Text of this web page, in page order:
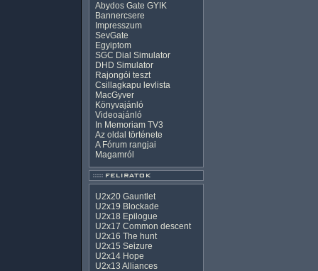
Abydos Gate GYIK
Bannercsere
Impresszum
SevGate
Egyiptom
SGC Dial Simulator
DHD Simulator
Rajongói teszt
Csillagkapu levlista
MacGyver
Könyvajánló
Videoajánló
In Memoriam TV3
Az oldal története
A Fórum rangjai
Magamról
U2x20 Gauntlet
U2x19 Blockade
U2x18 Epilogue
U2x17 Common descent
U2x16 The hunt
U2x15 Seizure
U2x14 Hope
U2x13 Alliances